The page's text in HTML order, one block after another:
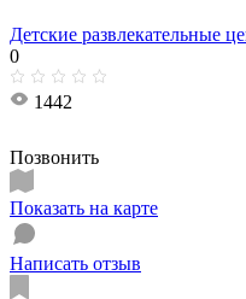
Детские развлекательные
0
1442
Позвонить
Показать на карте
Написать отзыв